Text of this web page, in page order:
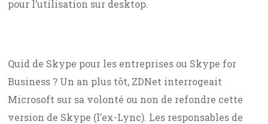
pour l’utilisation sur desktop.
Quid de Skype pour les entreprises ou Skype for
Business ? Un an plus tôt, ZDNet interrogeait
Microsoft sur sa volonté ou non de refondre cette
version de Skype (l’ex-Lync). Les responsables de